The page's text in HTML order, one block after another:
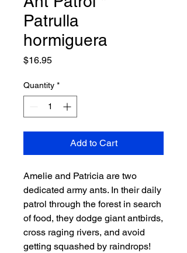
Patrulla
hormiguera
$16.95Price
Quantity *
Add to Cart
Amelie and Patricia are two
dedicated army ants. In their daily
patrol through the forest in search
of food, they dodge giant antbirds,
cross raging rivers, and avoid
getting squashed by raindrops!